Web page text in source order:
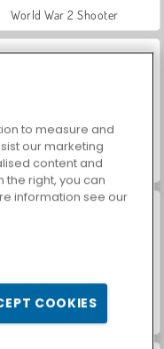
World War 2 Shooter
VegaMix Da Vinci Puzzles
to measure and
our marketing
content and
the right, you can
information see our
COOKIES